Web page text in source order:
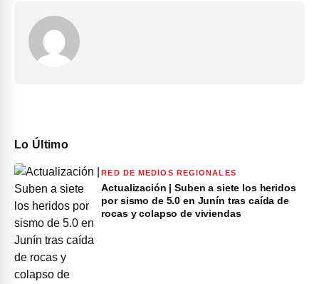
Lo Último
RED DE MEDIOS REGIONALES
Actualización | Suben a siete los heridos
por sismo de 5.0 en Junín tras caída de
rocas y colapso de viviendas